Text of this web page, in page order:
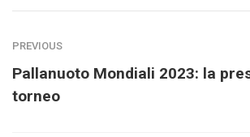
PREVIOUS
Pallanuoto Mondiali 2023: la
torneo